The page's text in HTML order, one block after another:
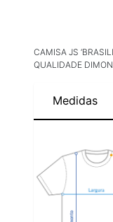
CAMISA JS
QUALIDADE
Medidas